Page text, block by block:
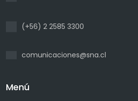
(+56) 2 2585 3300
comunicaciones@sna.cl
Menú